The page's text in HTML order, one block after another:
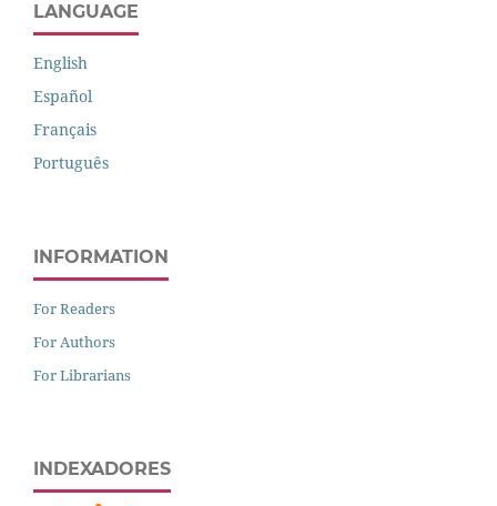
LANGUAGE
English
Español
Français
Português
INFORMATION
For Readers
For Authors
For Librarians
INDEXADORES